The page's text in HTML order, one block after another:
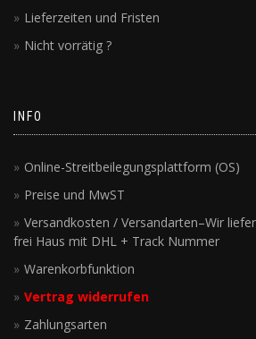
Lieferzeiten und Fristen
Nicht vorrätig ?
INFO
Online-Streitbeilegungsplattform (OS)
Preise und MwST
Versandkosten / Versandarten–Wir
frei Haus mit DHL + Track Nummer
Warenkorbfunktion
Vertrag widerrufen
Zahlungsarten